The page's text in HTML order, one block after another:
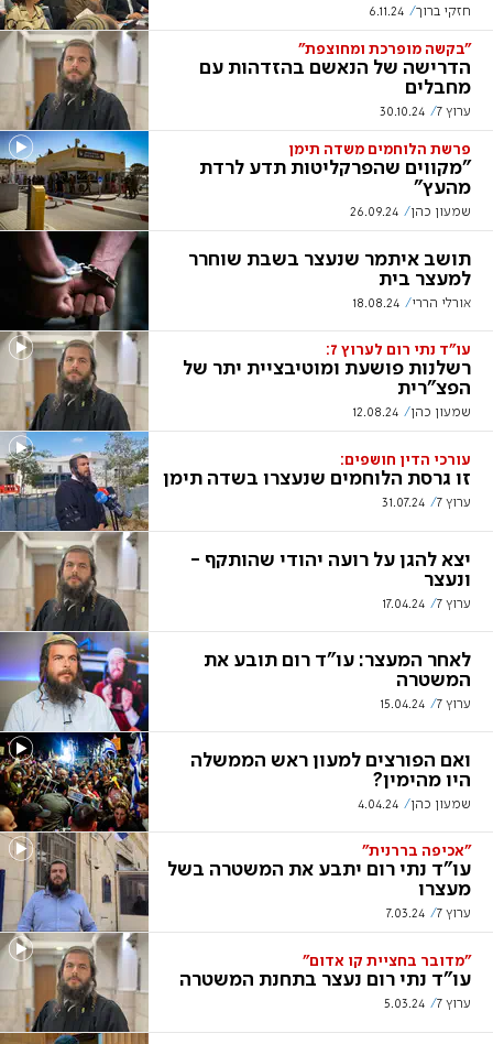
חזקי ברוך 6.11.24
"בקשה מופרכת ומחוצפת"
הדרישה של הנאשם בהזדהות עם
מחבלים
ערוץ 7 30.10.24
פרשת הלוחמים משדה תימן
"מקווים שהפרקליטות תדע לרדת
מהעץ"
שמעון כהן 26.09.24
תושב איתמר שנעצר בשבת שוחרר
למעצר בית
אורלי הררי 18.08.24
עו"ד נתי רום לערוץ 7:
רשלנות פושעת ומוטיבציית יתר של
הפצ"רית
שמעון כהן 12.08.24
עורכי הדין חושפים:
זו גרסת הלוחמים שנעצרו בשדה תימן
ערוץ 7 31.07.24
יצא להגן על רועה יהודי שהותקף -
ונעצר
ערוץ 7 17.04.24
לאחר המעצר: עו"ד רום תובע את
המשטרה
ערוץ 7 15.04.24
ואם הפורצים למעון ראש הממשלה
היו מהימין?
שמעון כהן 4.04.24
"אכיפה בררנית"
עו"ד נתי רום יתבע את המשטרה בשל
מעצרו
ערוץ 7 7.03.24
"מדובר בחציית קו אדום"
עו"ד נתי רום נעצר בתחנת המשטרה
ערוץ 7 5.03.24